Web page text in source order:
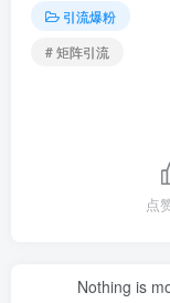
引流爆粉
# 矩阵引流
点
Nothing is